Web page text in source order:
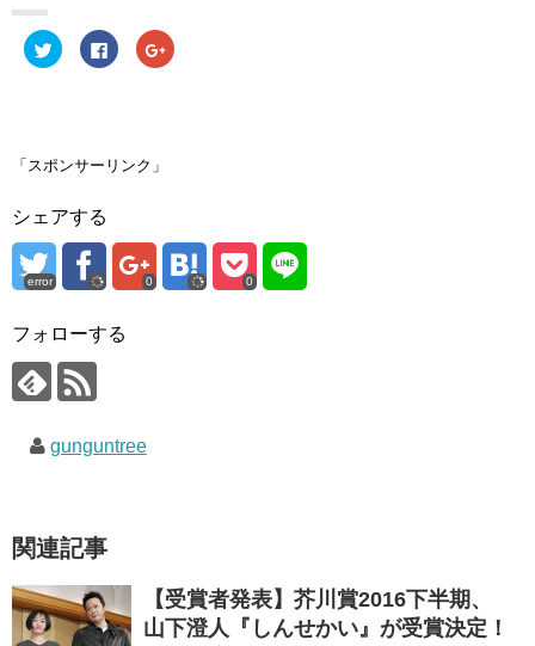
ク
リ
i
t
r
で
共
(
新
ウ
ィ
ン
ド
ウ
で
ま
す
F
a
で
共
は
ク
リ
ッ
て
く
い
ウ
す
)
ク
リ
共
有
新
「スポンサーリンク」
シェアする
error 0 0
フォローする
gunguntree
関連記事
【受賞者発表】芥川賞2016下半期、
山下澄人『しんせかい』が受賞決定！